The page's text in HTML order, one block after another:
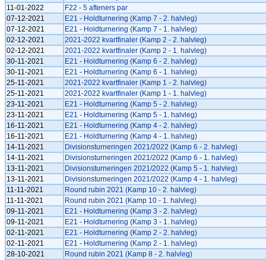
11-01-2022
F22 - 5 afteners par
07-12-2021
E21 - Holdturnering (Kamp 7 - 2. halvleg)
07-12-2021
E21 - Holdturnering (Kamp 7 - 1. halvleg)
02-12-2021
2021-2022 kvartfinaler (Kamp 2 - 2. halvleg)
02-12-2021
2021-2022 kvartfinaler (Kamp 2 - 1. halvleg)
30-11-2021
E21 - Holdturnering (Kamp 6 - 2. halvleg)
30-11-2021
E21 - Holdturnering (Kamp 6 - 1. halvleg)
25-11-2021
2021-2022 kvartfinaler (Kamp 1 - 2. halvleg)
25-11-2021
2021-2022 kvartfinaler (Kamp 1 - 1. halvleg)
23-11-2021
E21 - Holdturnering (Kamp 5 - 2. halvleg)
23-11-2021
E21 - Holdturnering (Kamp 5 - 1. halvleg)
16-11-2021
E21 - Holdturnering (Kamp 4 - 2. halvleg)
16-11-2021
E21 - Holdturnering (Kamp 4 - 1. halvleg)
14-11-2021
Divisionsturneringen 2021/2022 (Kamp 6 - 2. halvleg)
14-11-2021
Divisionsturneringen 2021/2022 (Kamp 6 - 1. halvleg)
13-11-2021
Divisionsturneringen 2021/2022 (Kamp 5 - 1. halvleg)
13-11-2021
Divisionsturneringen 2021/2022 (Kamp 4 - 1. halvleg)
11-11-2021
Round rubin 2021 (Kamp 10 - 2. halvleg)
11-11-2021
Round rubin 2021 (Kamp 10 - 1. halvleg)
09-11-2021
E21 - Holdturnering (Kamp 3 - 2. halvleg)
09-11-2021
E21 - Holdturnering (Kamp 3 - 1. halvleg)
02-11-2021
E21 - Holdturnering (Kamp 2 - 2. halvleg)
02-11-2021
E21 - Holdturnering (Kamp 2 - 1. halvleg)
28-10-2021
Round rubin 2021 (Kamp 8 - 2. halvleg)